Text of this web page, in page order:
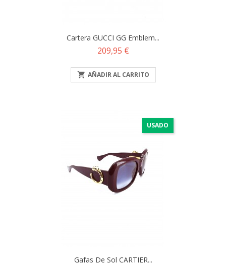
Cartera GUCCI GG Emblem...
Precio
209,95 €
 AÑADIR AL CARRITO
USADO
Gafas De Sol CARTIER...